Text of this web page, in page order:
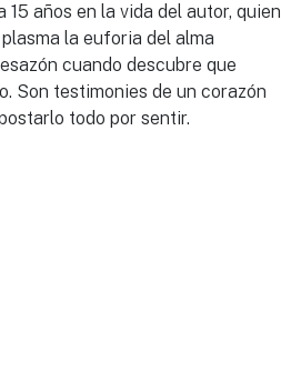
años en la vida del autor, quien
la euforia del alma
cuando descubre que
Son testimonies de un corazón
todo por sentir.